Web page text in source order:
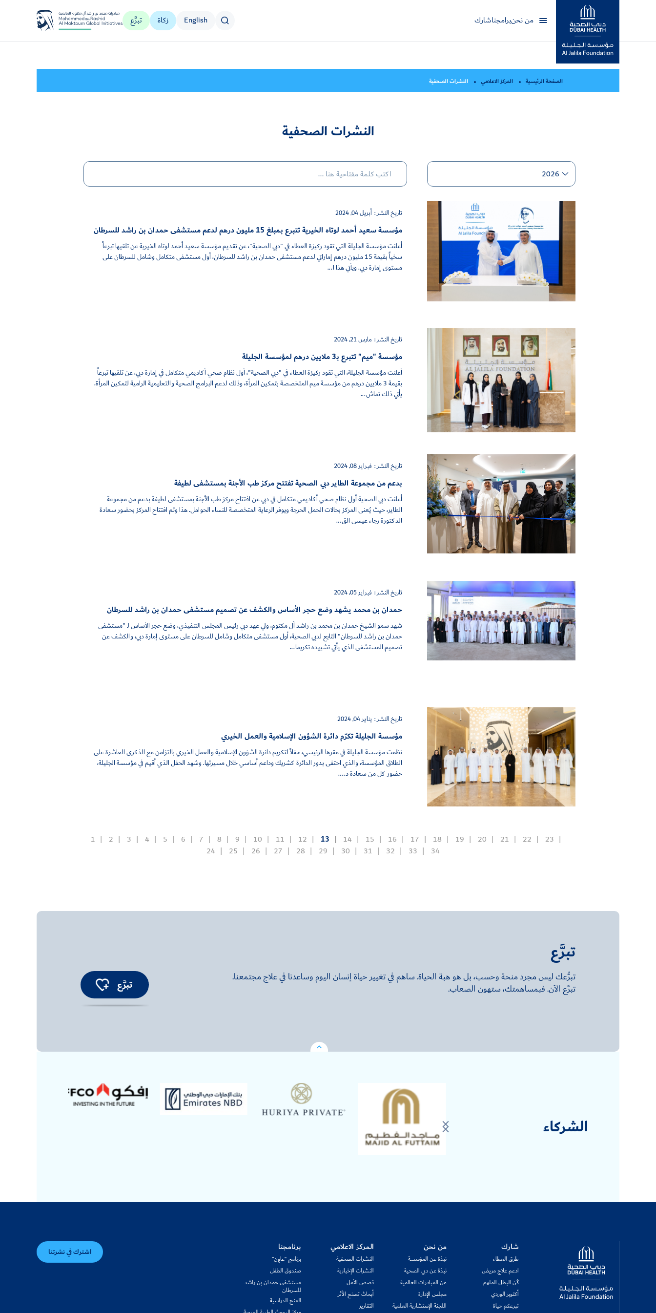
مؤسسة جليلة
من نحنبرامجناشارك English زكاة
تبرَّع
الصفحة الرئيسية المركز الاعلامي النشرات الصحفية
النشرات الصحفية
تاريخ النشر : أبريل 04, 2024
مؤسسة سعيد أحمد لوتاه الخيرية تتبرع بـمبلغ 15 مليون درهم لدعم مستشفى حمدان بن راشد للسرطان
أعلنت مؤسسة الجليلة التي تقود ركيزة العطاء في "دبي الصحية"، عن تقديم مؤسسة سعيد أحمد لوتاه الخيرية عن تلقيها تبرعاً
سخياً بقيمة 15 مليون درهم إماراتي لدعم مستشفى حمدان بن راشد للسرطان، أول مستشفى متكامل وشامل للسرطان على
مستوى إمارة دبي. ويأتي هذا ا...
تاريخ النشر : مارس 21, 2024
مؤسسة "ميم" تتبرع بـ3 ملايين درهم لمؤسسة الجليلة
أعلنت مؤسسة الجليلة، التي تقود ركيزة العطاء في "دبي الصحية"، أول نظام صحي أكاديمي متكامل في إمارة دبي، عن تلقيها تبرعاً
بقيمة 3 ملايين درهم من مؤسسة ميم المتخصصة بتمكين المرأة، وذلك لدعم البرامج الصحية والتعليمية الرامية لتمكين المرأة.
يأتي ذلك تماش...
تاريخ النشر : فبراير 08, 2024
بدعم من مجموعة الطاير دبي الصحية تفتتح مركز طب الأجنة بمستشفى لطيفة
أعلنت دبي الصحية أول نظام صحي أكاديمي متكامل في دبي عن افتتاح مركز طب الأجنة بمستشفى لطيفة بدعم من مجموعة
الطاير، حيث يُعنى المركز بحالات الحمل الحرجة ويوفر الرعاية المتخصصة للنساء الحوامل. هذا وتم افتتاح المركز بحضور سعادة
الدكتورة رجاء عيسى الق...
تاريخ النشر : فبراير 05, 2024
حمدان بن محمد يشهد وضع حجر الأساس والكشف عن تصميم مستشفى حمدان بن راشد للسرطان
شهد سمو الشيخ حمدان بن محمد بن راشد آل مكتوم، ولي عهد دبي رئيس المجلس التنفيذي، وضع حجر الأساس لـ "مستشفى
حمدان بن راشد للسرطان" التابع لدبي الصحية، أول مستشفى متكامل وشامل للسرطان على مستوى إمارة دبي، والكشف عن
تصميم المستشفى الذي يأتي تشييده تكريما...
تاريخ النشر : يناير 04, 2024
مؤسسة الجليلة تكرّم دائرة الشؤون الإسلامية والعمل الخيري
نظمت مؤسسة الجليلة في مقرها الرئيسي، حفلاً لتكريم دائرة الشؤون الإسلامية والعمل الخيري بالتزامن مع الذكرى العاشرة على
انطلاق المؤسسة، والذي احتفى بدور الدائرة كشريك وداعم أساسي خلال مسيرتها. وشهد الحفل الذي أقيم في مؤسسة الجليلة،
حضور كل من سعادة د....
1 2 3 4 5 6 7 8 9 10 11 12 13 14 15 16 17 18 19 20 21 22
23
24
25 26 27 28 29 30 31 32 33 34
تبرَّع
تبرُّعك ليس مجرد منحة وحسب، بل هو هبة الحياة. ساهم في تغيير حياة إنسان اليوم وساعدنا في علاج مجتمعنا.
تبرَّع الآن. فبمساهمتك، ستهون الصعاب.
تبرَّع
الشركاء
Logo شارك
طرق العطاء
ادعم علاج مريض
كُن البطل الملهم
أكتوبر الوردي
تبرعكم حياة
من نحن
نبذة عن المؤسسة
نبذة عن دبي الصحية
عن المبادرات العالمية
مجلس الإدارة
اللجنة الإستشارية العلمية
المركز الاعلامي
النشرات الصحفية
النشرات الإخبارية
قصص الأمل
أبحاث تصنع الأثر
التقارير
برنامجنا
برنامج “عاوِن”
صندوق الطفل
مستشفى حمدان بن راشد
للسرطان
المنح الدراسية
اشترك في نشرتنا